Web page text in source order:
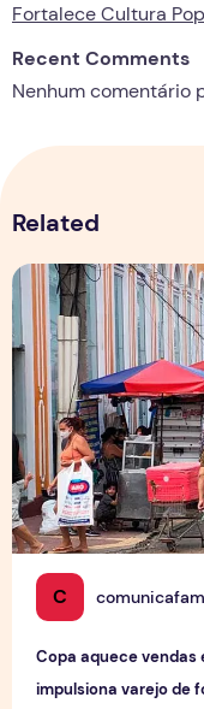
Fortalece Cultura
Recent Comments
Nenhum comentário
Related
C
Copa aquece vendas
impulsiona varejo de
Copa aquece